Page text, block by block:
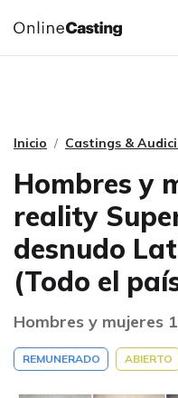
CASTINGS Y
Inicio Castings &
Hombres y
reality
desnudo
(Todo el
Hombres y mujeres
REMUNERADO ABIERTO